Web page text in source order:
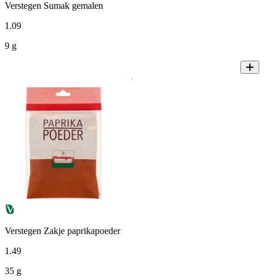
Verstegen Sumak gemalen
1 .09
9 g
Verstegen Zakje paprikapoeder
1 .49
35 g